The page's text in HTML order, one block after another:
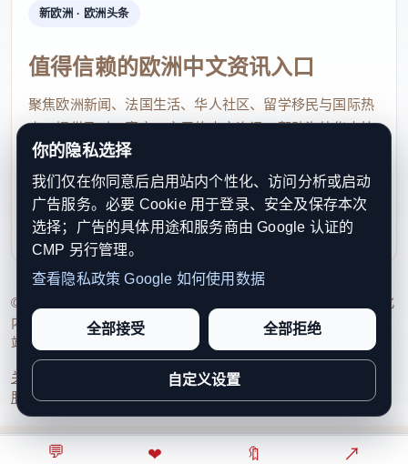
💬 ❤ 🔖 ↗
新欧洲 · 欧洲头条
值得信赖的欧洲中文资讯入口
聚焦欧洲新闻、法国生活、华人社区、留学移民与国际热
点，提供及时、真实、实用的中文资讯，帮助海外华人快
速了解欧洲动态。
contact@xinouzhou.com
服务支持、版权与合作：工作日优先处理站务、投稿与权
利通知
© 2026 新欧洲·欧洲头条. All Rights Reserved. 本网站持续优化
内容透明度、联系方式与用户权利说明，以提升品牌信任感和
站点完整度。
关于我们 编辑规范日期归档隐私政策
服务条款联系我们
你的隐私选择
我们仅在你同意后启用站内个性化、访问分析或启动
广告服务。必要 Cookie 用于登录、安全及保存本次
选择；广告的具体用途和服务商由 Google 认证的
CMP 另行管理。
查看隐私政策 Google 如何使用数据
全部接受 全部拒绝
自定义设置
⌂ ◎ ↗ ○